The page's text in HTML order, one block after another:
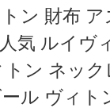
ン 財布
気 ルイヴ
トン ネッ
ル ヴィ